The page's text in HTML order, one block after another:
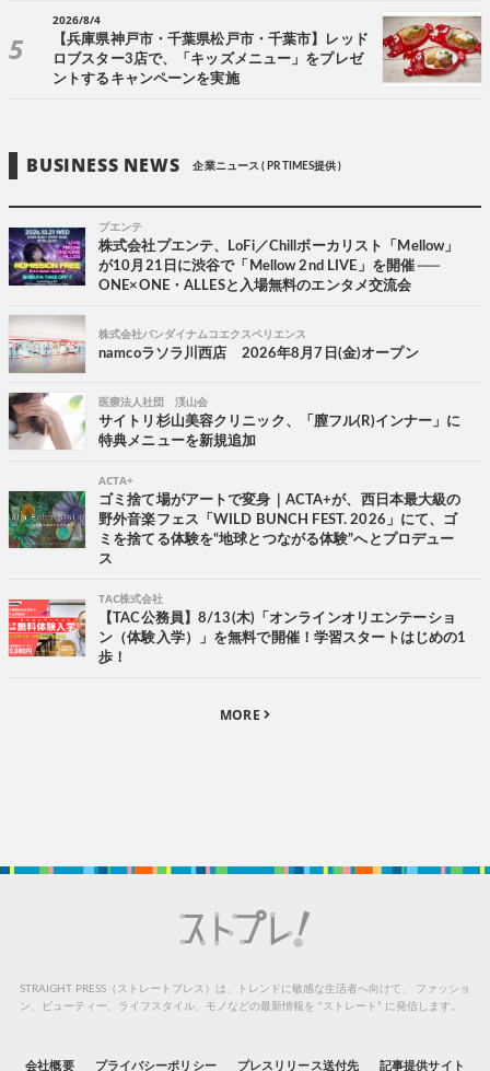
2026/8/4
【兵庫県神戸市・千葉県松戸市・千葉市】レッド
ロブスター3店で、「キッズメニュー」をプレゼ
ントするキャンペーンを実施
BUSINESS NEWS 企業ニュース ( PR TIMES提供 )
プエンテ
株式会社プエンテ、LoFi／Chillボーカリスト「Mellow」
が10月21日に渋谷で「Mellow 2nd LIVE」を開催 ──
ONE×ONE・ALLESと入場無料のエンタメ交流会
株式会社バンダイナムコエクスペリエンス
namcoラソラ川西店 2026年8月7日(金)オープン
医療法人社団 渓山会
サイトリ杉山美容クリニック、「膣フル(R)インナー」に
特典メニューを新規追加
ACTA+
ゴミ捨て場がアートで変身｜ACTA+が、西日本最大級の
野外音楽フェス「WILD BUNCH FEST. 2026」にて、ゴ
ミを捨てる体験を“地球とつながる体験”へとプロデュー
ス
TAC株式会社
【TAC公務員】8/13(木)「オンラインオリエンテーショ
ン（体験入学）」を無料で開催！学習スタートはじめの1
歩！
MORE
STRAIGHT PRESS（ストレートプレス）は、トレンドに敏感な生活者へ向けて、
ファッショ
ン、ビューティー、ライフスタイル、モノなどの最新情報を “ストレート” に発信します。
会社概要 プライバシーポリシー プレスリリース送付先 記事提供サイト